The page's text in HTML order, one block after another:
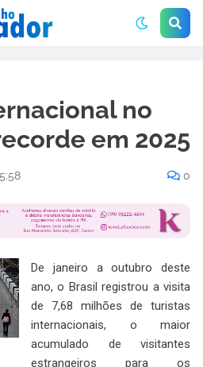
no
em 2025
0
De janeiro a outubro deste
ano, o Brasil registrou a visita
de 7,68 milhões de turistas
internacionais, o maior
acumulado de visitantes
estrangeiros para os